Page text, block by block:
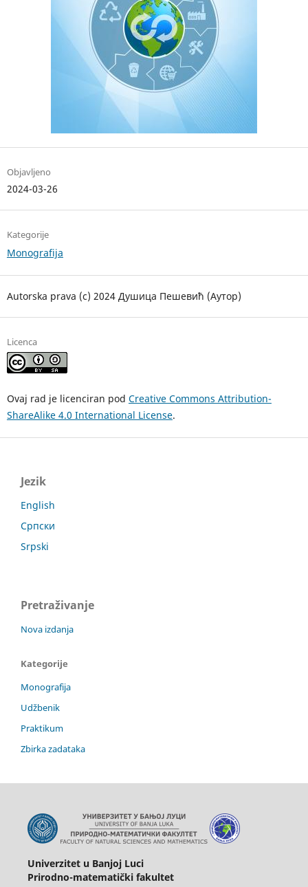
Objavljeno
2024-03-26
Kategorije
Monografija
Autorska prava (c) 2024 Душица Пешевић (Аутор)
Licenca
Ovaj rad je licenciran pod Creative Commons Attribution-
ShareAlike 4.0 International License.
Jezik
English
Српски
Srpski
Pretraživanje
Nova izdanja
Kategorije
Monografija
Udžbenik
Praktikum
Zbirka zadataka
Univerzitet u Banjoj Luci
Prirodno-matematički fakultet